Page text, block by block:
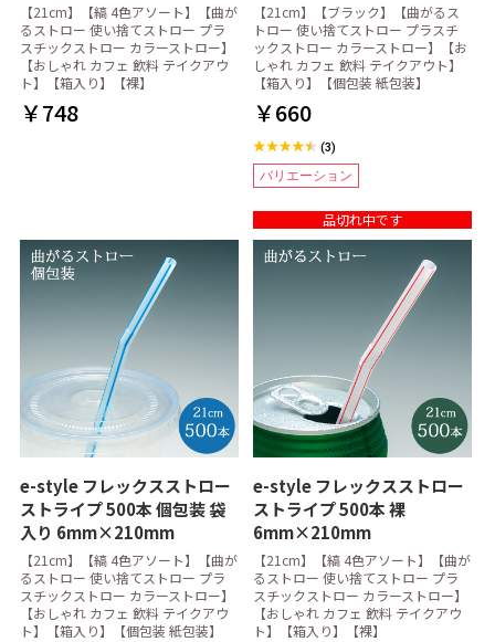
【21cm】【縞 4色アソート】【曲が
るストロー 使い捨てストロー プラ
スチックストロー カラーストロー】
【おしゃれ カフェ 飲料 テイクアウ
ト】【箱入り】【裸】
￥748
【21cm】【ブラック】【曲がるス
トロー 使い捨てストロー プラスチ
ックストロー カラーストロー】【お
しゃれ カフェ 飲料 テイクアウト】
【箱入り】【個包装 紙包装】
￥660
(3)
バリエーション
品切れ中です
e-style フレックスストロー
ストライプ 500本 個包装 袋
入り 6mm×210mm
【21cm】【縞 4色アソート】【曲が
るストロー 使い捨てストロー プラ
スチックストロー カラーストロー】
【おしゃれ カフェ 飲料 テイクアウ
ト】【箱入り】【個包装 紙包装】
e-style フレックスストロー
ストライプ 500本 裸
6mm×210mm
【21cm】【縞 4色アソート】【曲が
るストロー 使い捨てストロー プラ
スチックストロー カラーストロー】
【おしゃれ カフェ 飲料 テイクアウ
ト】【箱入り】【裸】